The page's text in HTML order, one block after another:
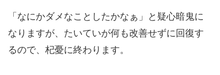
「なにかダメなことしたかなぁ」と疑心暗鬼に
なりますが、たいていが何も改善せずに回復す
るので、杞憂に終わります。